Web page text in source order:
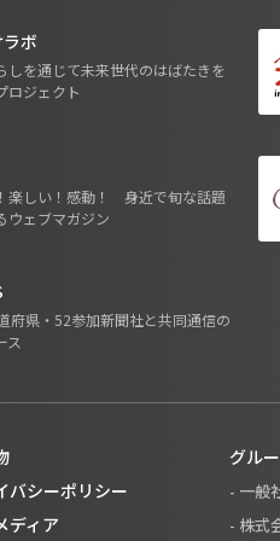
ボ
しを通じて未来世代のはばたきを
ロジェクト
楽しい！感動！ 身近で旬な話題
ウェブマガジン
府県・52参加新聞社と共同通信の
ス
バシーポリシー
ディア
グル
- 一般
- 株式